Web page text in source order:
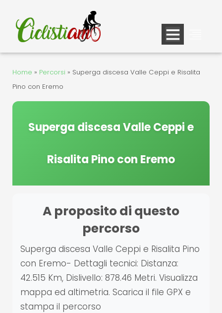
contenuto
Home » Percorsi » Superga discesa Valle Ceppi e Risalita
Pino con Eremo
Superga discesa Valle Ceppi e
Risalita Pino con Eremo
A proposito di questo
percorso
Superga discesa Valle Ceppi e Risalita Pino
con Eremo- Dettagli tecnici: Distanza:
42.515 Km, Dislivello: 878.46 Metri. Visualizza
mappa ed altimetria. Scarica il file GPX e
stampa il percorso